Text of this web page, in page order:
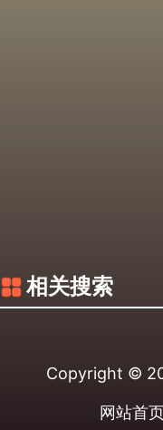
相关搜索
Copyright ©
网站首